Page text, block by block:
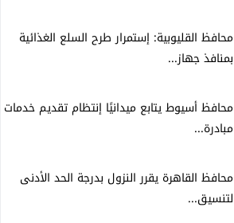
محافظ القليوبية: إستمرار طرح السلع الغذائية
بمنافذ جهاز...
محافظ أسيوط يتابع ميدانيًا إنتظام تقديم خدمات
مبادرة...
محافظ القاهرة يقرر النزول بدرجة الحد الأدنى
لتنسيق...